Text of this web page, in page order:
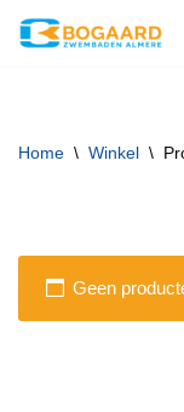
inhoud
Home \ Winkel \
Geen